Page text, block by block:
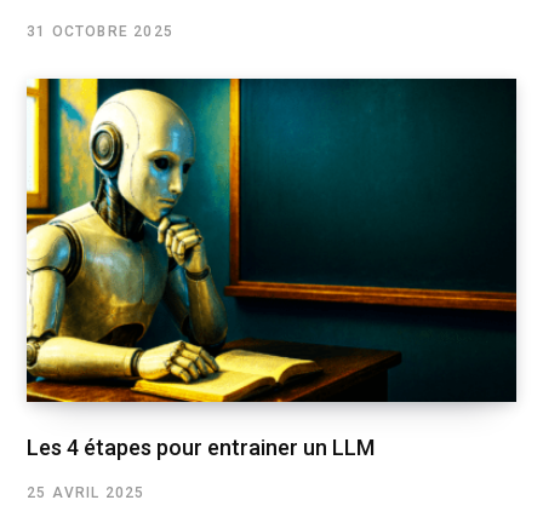
31 OCTOBRE 2025
Les 4 étapes pour entrainer un LLM
25 AVRIL 2025